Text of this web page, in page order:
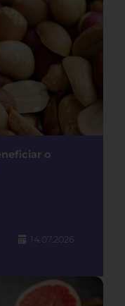
o
14.07.2026